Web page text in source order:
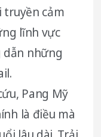
truyền cảm
lĩnh vực
dẫn những
Pang Mỹ
là điều mà